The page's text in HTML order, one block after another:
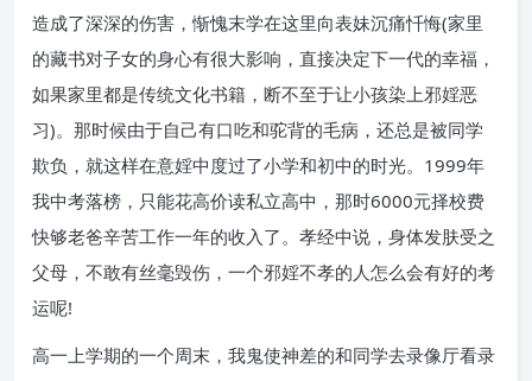
造成了深深的伤害，惭愧末学在这里向表妹沉痛忏悔(家里
的藏书对子女的身心有很大影响，直接决定下一代的幸福，
如果家里都是传统文化书籍，断不至于让小孩染上邪婬恶
习)。那时候由于自己有口吃和驼背的毛病，还总是被同学
欺负，就这样在意婬中度过了小学和初中的时光。1999年
我中考落榜，只能花高价读私立高中，那时6000元择校费
快够老爸辛苦工作一年的收入了。孝经中说，身体发肤受之
父母，不敢有丝毫毁伤，一个邪婬不孝的人怎么会有好的考
运呢!
高一上学期的一个周末，我鬼使神差的和同学去录像厅看录